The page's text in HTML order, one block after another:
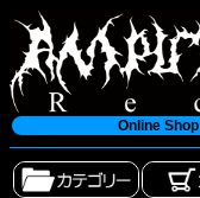
Online Shop